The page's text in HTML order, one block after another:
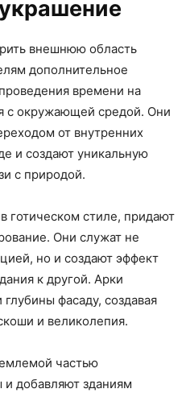
внешнюю область
дополнительное
времени на
с окружающей средой. Они
от внутренних
и создают уникальную
с природой.
готическом стиле, придают
Они служат не
но и создают эффект
к другой. Арки
фасаду, создавая
и великолепия.
частью
и добавляют зданиям